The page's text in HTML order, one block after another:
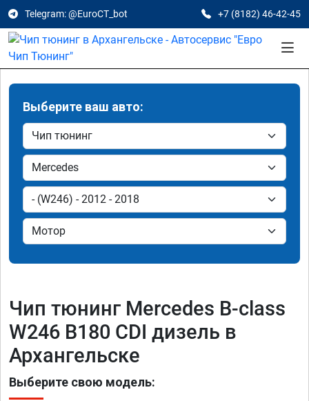
Telegram: @EuroCT_bot +7 (8182) 46-42-45
Выберите ваш авто:
Чип тюнинг Mercedes B-class
W246 B180 CDI дизель в
Архангельске
Выберите свою модель: